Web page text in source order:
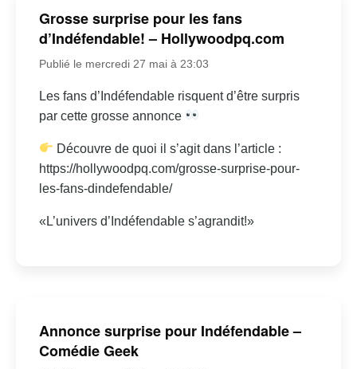
Grosse surprise pour les fans
d’Indéfendable! – Hollywoodpq.com
Publié le mercredi 27 mai à 23:03
Les fans d’Indéfendable risquent d’être surpris
par cette grosse annonce
Découvre de quoi il s’agit dans l’article :
https://hollywoodpq.com/grosse-surprise-pour-
les-fans-dindefendable/
«L’univers d’Indéfendable s’agrandit!»
Annonce surprise pour Indéfendable –
Comédie Geek